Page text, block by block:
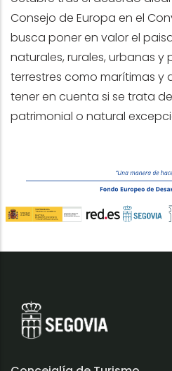
Consejo de Europa en el
busca poner en valor el
naturales, rurales, urbanas y
terrestres como marítimas y
tener en cuenta si se trata
patrimonial o natural